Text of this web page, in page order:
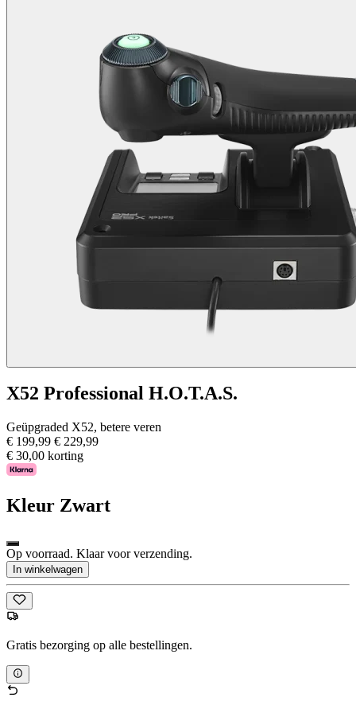
X52 Professional H.O.T.A.S.
Geüpgraded X52, betere veren
€ 199,99 € 229,99
€ 30,00 korting
Kleur Zwart
Op voorraad. Klaar voor verzending.
In winkelwagen
Gratis bezorging op alle bestellingen.